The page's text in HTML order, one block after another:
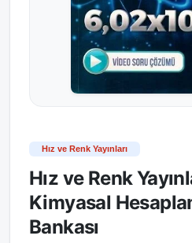
Hız ve Renk Yayınları
Hız ve Renk
Kimyasal
Bankası